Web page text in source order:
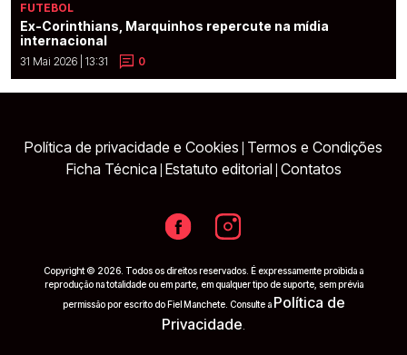
FUTEBOL
Ex-Corinthians, Marquinhos repercute na mídia
internacional
31 Mai 2026 | 13:31 0
Política de privacidade e Cookies Termos e Condições
Ficha Técnica Estatuto editorial Contatos
Copyright © 2026. Todos os direitos reservados. É expressamente proibida a
reprodução na totalidade ou em parte, em qualquer tipo de suporte, sem prévia
permissão por escrito do Fiel Manchete. Consulte a Política de
Privacidade